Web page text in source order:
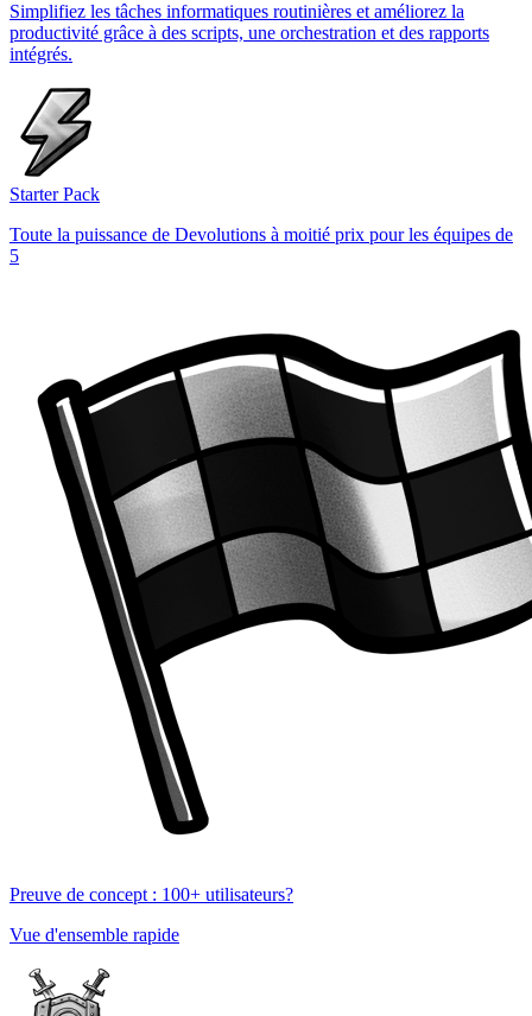
Simplifiez les tâches informatiques routinières et améliorez la
productivité grâce à des scripts, une orchestration et des rapports
intégrés.
Starter Pack
Toute la puissance de Devolutions à moitié prix pour les équipes de
5
Preuve de concept : 100+ utilisateurs?
Vue d'ensemble rapide